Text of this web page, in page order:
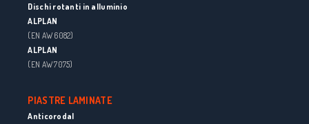
Dischi rotanti in alluminio
ALPLAN
(EN AW 6082)
ALPLAN
(EN AW 7075)
PIASTRE LAMINATE
Anticorodal